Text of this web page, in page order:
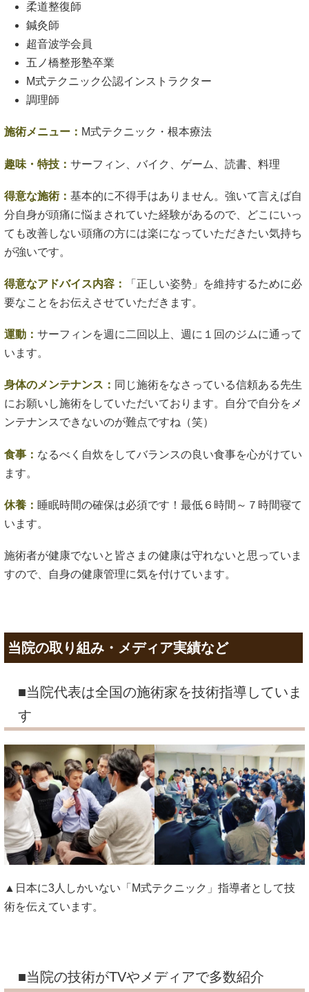
柔道整復師
鍼灸師
超音波学会員
五ノ橋整形塾卒業
M式テクニック公認インストラクター
調理師
施術メニュー： M式テクニック・根本療法
趣味・特技： サーフィン、バイク、ゲーム、読書、料理
得意な施術： 基本的に不得手はありません。強いて言えば自
分自身が頭痛に悩まされていた経験があるので、どこにいっ
ても改善しない頭痛の方には楽になっていただきたい気持ち
が強いです。
得意なアドバイス内容：
「正しい姿勢」を維持するために必
要なことをお伝えさせていただきます。
運動： サーフィンを週に二回以上、週に１回のジムに通って
います。
身体のメンテナンス： 同じ施術をなさっている信頼ある先生
にお願いし施術をしていただいております。自分で自分をメ
ンテナンスできないのが難点ですね（笑）
食事： なるべく自炊をしてバランスの良い食事を心がけてい
ます。
休養： 睡眠時間の確保は必須です！最低６時間～７時間寝て
います。
施術者が健康でないと皆さまの健康は守れないと思っていま
すので、自身の健康管理に気を付けています。
当院の取り組み・メディア実績など
■当院代表は全国の施術家を技術指導していま
す
▲日本に3人しかいない「M式テクニック」指導者として技
術を伝えています。
■当院の技術がTVやメディアで多数紹介